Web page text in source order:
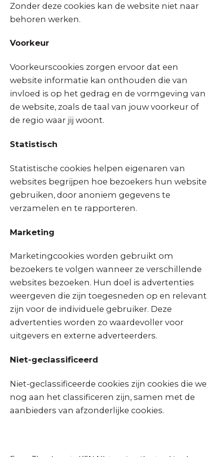
Zonder deze cookies kan de website niet naar
behoren werken.
Voorkeur
Voorkeurscookies zorgen ervoor dat een
website informatie kan onthouden die van
invloed is op het gedrag en de vormgeving van
de website, zoals de taal van jouw voorkeur of
de regio waar jij woont.
Statistisch
Statistische cookies helpen eigenaren van
websites begrijpen hoe bezoekers hun website
gebruiken, door anoniem gegevens te
verzamelen en te rapporteren.
Marketing
Marketingcookies worden gebruikt om
bezoekers te volgen wanneer ze verschillende
websites bezoeken. Hun doel is advertenties
weergeven die zijn toegesneden op en relevant
zijn voor de individuele gebruiker. Deze
advertenties worden zo waardevoller voor
uitgevers en externe adverteerders.
Niet-geclassificeerd
Niet-geclassificeerde cookies zijn cookies die we
nog aan het classificeren zijn, samen met de
aanbieders van afzonderlijke cookies.